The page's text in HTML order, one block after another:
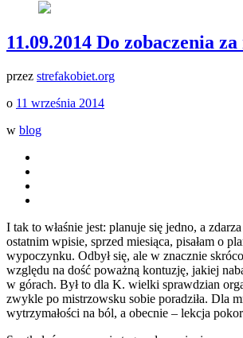
11.09.2014 Do zobaczenia
przez strefakobiet.org
o 11 września 2014
w blog
I tak to właśnie jest: planuje się jedno, a
ostatnim wpisie, sprzed miesiąca, pisałam o
wypoczynku. Odbył się, ale w znacznie
względu na dość poważną kontuzję, jakiej
w górach. Był to dla K. wielki sprawdzian
zwykle po mistrzowsku sobie poradziła. Dla
wytrzymałości na ból, a obecnie – lekcja